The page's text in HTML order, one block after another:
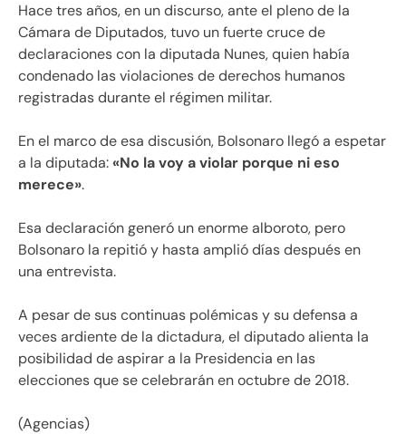
Hace tres años, en un discurso, ante el pleno de la
Cámara de Diputados, tuvo un fuerte cruce de
declaraciones con la diputada Nunes, quien había
condenado las violaciones de derechos humanos
registradas durante el régimen militar.
En el marco de esa discusión, Bolsonaro llegó a espetar
a la diputada:«No la voy a violar porque ni eso
merece».
Esa declaración generó un enorme alboroto, pero
Bolsonaro la repitió y hasta amplió días después en
una entrevista.
A pesar de sus continuas polémicas y su defensa a
veces ardiente de la dictadura, el diputado alienta la
posibilidad de aspirar a la Presidencia en las
elecciones que se celebrarán en octubre de 2018.
(Agencias)